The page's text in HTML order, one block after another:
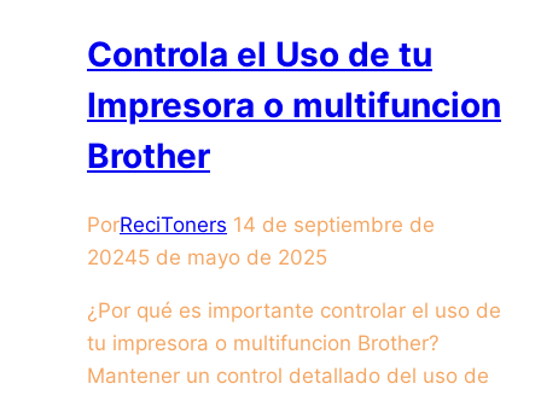
Controla el Uso de tu
Impresora o multifuncion
Brother
PorReciToners 14 de septiembre de
20245 de mayo de 2025
¿Por qué es importante controlar el uso de
tu impresora o multifuncion Brother?
Mantener un control detallado del uso de